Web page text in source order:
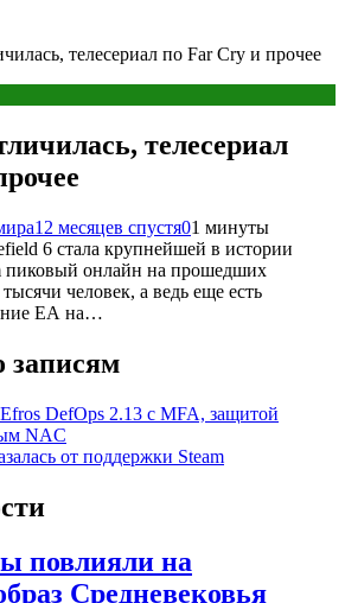
телесериал по Far Cry и прочее
телесериал
12 месяцев спустя01 минуты
6 стала крупнейшей в истории
пиковый онлайн на прошедших
человек, а ведь еще есть
ЕА на…
записям
DefOps 2.13 с MFA, защитой
NAC
от поддержки Steam
повлияли на
Средневековья